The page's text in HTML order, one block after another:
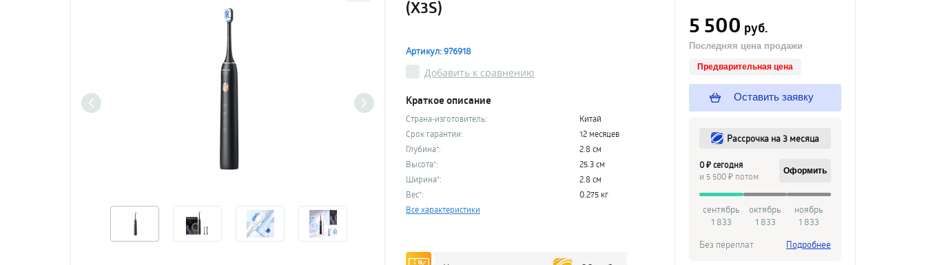
(X3S)
Артикул: 976918
Добавить к сравнению
Краткое описание
Страна-изготовитель:
Китай
Срок гарантии:
12 месяцев
Глубина*:
2.8 см
Высота*:
25.3 см
Ширина*:
2.8 см
Вес*:
0.275 кг
Все характеристики
5 500 руб.
Последняя цена продажи
Предварительная цена
Оставить заявку
Рассрочка на 3 месяца
0 ₽ сегодня
и 5 500 ₽ потом
Оформить
сентябрь
1 833
октябрь
1 833
ноябрь
1 833
Без переплат
Подробнее